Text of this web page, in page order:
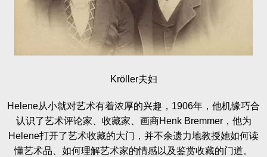
Kröller夫妇
Helene从小就对艺术有着浓厚的兴趣，1906年，他机缘巧合
认识了艺术评论家、收藏家、画商Henk Bremmer，他为
Helene打开了艺术收藏的大门，并不余遗力地教授她如何读
懂艺术品、如何理解艺术家的情感以及鉴赏收藏的门道。